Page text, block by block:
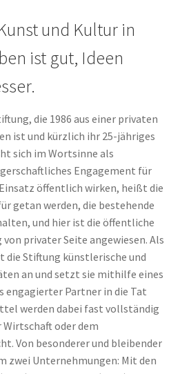
und Kultur in
ist gut, Ideen
die 1986 aus einer privaten
ist und kürzlich ihr 25-jähriges
sich im Wortsinne als
Engagement für
öffentlich wirken, heißt die
getan werden, die bestehende
und hier ist die öffentliche
privater Seite angewiesen. Als
die Stiftung künstlerische und
an und setzt sie mithilfe eines
engagierter Partner in die Tat
werden dabei fast vollständig
Wirtschaft oder dem
Von besonderer und bleibender
zwei Unternehmungen: Mit den